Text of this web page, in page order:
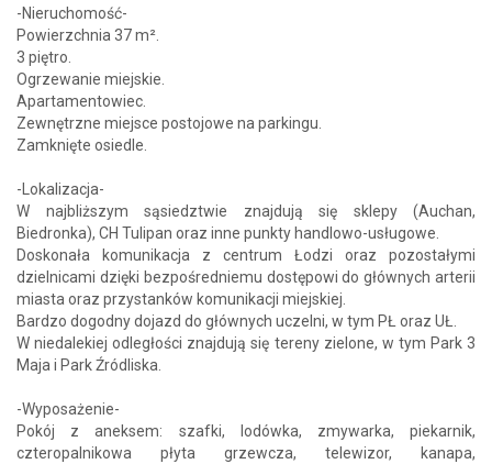
-Nieruchomość-
Powierzchnia 37 m².
3 piętro.
Ogrzewanie miejskie.
Apartamentowiec.
Zewnętrzne miejsce postojowe na parkingu.
Zamknięte osiedle.
-Lokalizacja-
W najbliższym sąsiedztwie znajdują się sklepy (Auchan,
Biedronka), CH Tulipan oraz inne punkty handlowo-usługowe.
Doskonała komunikacja z centrum Łodzi oraz pozostałymi
dzielnicami dzięki bezpośredniemu dostępowi do głównych arterii
miasta oraz przystanków komunikacji miejskiej.
Bardzo dogodny dojazd do głównych uczelni, w tym PŁ oraz UŁ.
W niedalekiej odległości znajdują się tereny zielone, w tym Park 3
Maja i Park Źródliska.
-Wyposażenie-
Pokój z aneksem: szafki, lodówka, zmywarka, piekarnik,
czteropalnikowa płyta grzewcza, telewizor, kanapa,